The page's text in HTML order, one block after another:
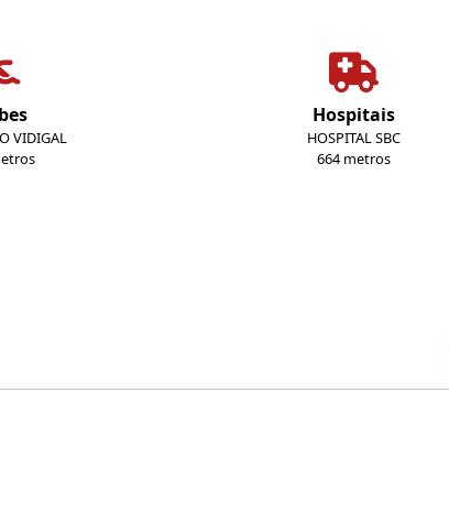
VIDIGAL
Hospitais
HOSPITAL SBC
664 metros